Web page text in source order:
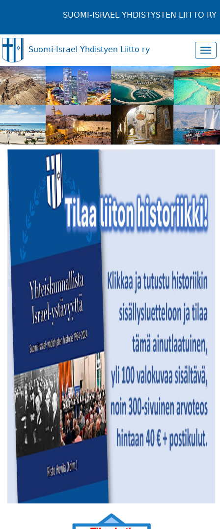
SUOMI-ISRAEL YHDISTYSTEN LIITTO RY
Suomi-Israel Yhdistyen Liitto ry